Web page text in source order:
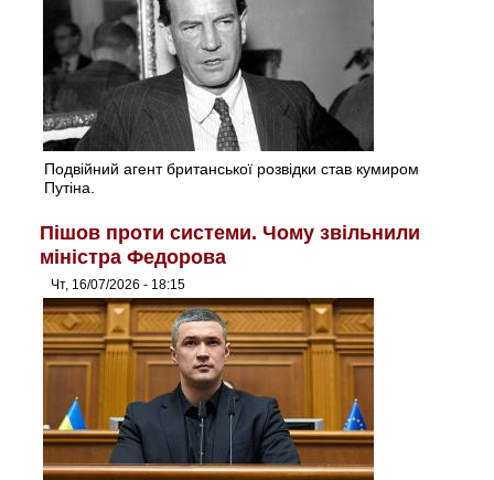
Подвійний агент британської розвідки став кумиром
Путіна.
Пішов проти системи. Чому звільнили
міністра Федорова
Чт, 16/07/2026 - 18:15